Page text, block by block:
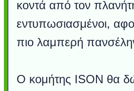
κοντά από τον
εντυπωσιασμένοι,
πιο λαμπερή
O κομήτης ISON θα